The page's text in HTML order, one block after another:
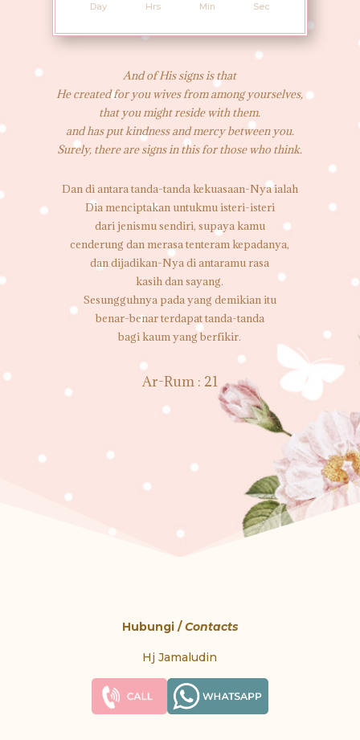
Day Hrs Min Sec
And of His signs is that
He created for you wives from among yourselves,
that you might reside with them.
and has put kindness and mercy between you.
Surely, there are signs in this for those who think.
Dan di antara tanda-tanda kekuasaan-Nya ialah
Dia menciptakan untukmu isteri-isteri
dari jenismu sendiri, supaya kamu
cenderung dan merasa tenteram kepadanya,
dan dijadikan-Nya di antaramu rasa
kasih dan sayang.
Sesungguhnya pada yang demikian itu
benar-benar terdapat tanda-tanda
bagi kaum yang berfikir.
Ar-Rum : 21
Hubungi /Contacts
Hj Jamaludin